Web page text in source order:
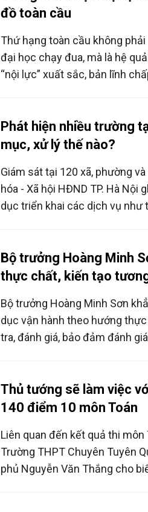
đồ toàn cầu
Thứ hạng toàn cầu không
đại học chạy đua, mà là hệ
“nội lực” xuất sắc, bản lĩnh
Phát hiện nhiều trường
mục, xử lý thế nào?
Giám sát tại 120 xã, phường
hóa - Xã hội HĐND TP. Hà Nội
dục triển khai các dịch vụ như
Bộ trưởng Hoàng Minh
thực chất, kiến tạo
Bộ trưởng Hoàng Minh Sơn
dục vận hành theo hướng
tra, đánh giá, bảo đảm đánh
Thủ tướng sẽ làm việc
140 điểm 10 môn Toán
Liên quan đến kết quả thi
Trường THPT Chuyên Tuyên
phủ Nguyễn Văn Thắng cho